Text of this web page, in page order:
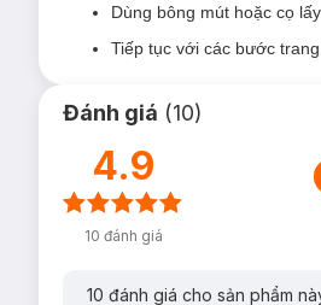
Dùng bông mút hoặc cọ
Tiếp tục với các bước
Đánh giá (10)
4.9
10 đánh giá
10 đánh giá cho sản phẩm